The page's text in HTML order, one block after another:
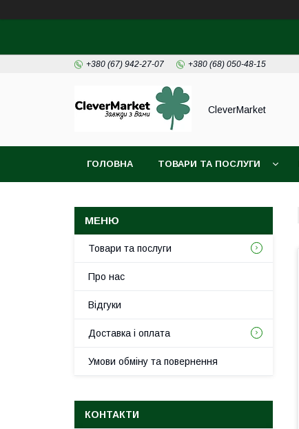
+380 (67) 942-27-07 +380 (68) 050-48-15
CleverMarket
ГОЛОВНА ТОВАРИ ТА ПОСЛУГИ
Товари та послуги
Про нас
Відгуки
Доставка і оплата
Умови обміну та повернення
КОНТАКТИ